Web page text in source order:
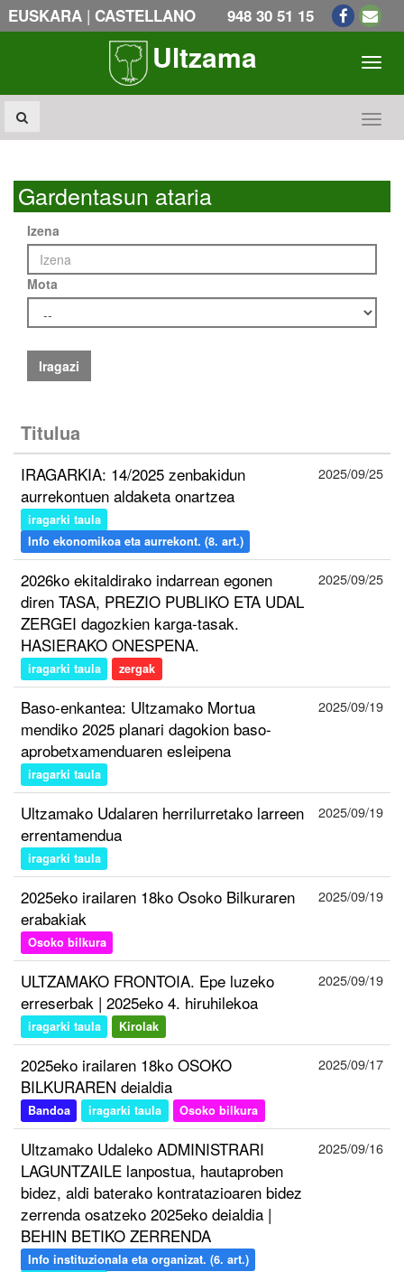
EUSKARA | CASTELLANO 948 30 51 15
Ultzama
Gardentasun ataria
Izena
Mota
Iragazi
Titulua
IRAGARKIA: 14/2025 zenbakidun
aurrekontuen aldaketa onartzea
iragarki taula
Info ekonomikoa eta aurrekont. (8. art.)
2025/09/25
2026ko ekitaldirako indarrean egonen
diren TASA, PREZIO PUBLIKO ETA UDAL
ZERGEI dagozkien karga-tasak.
HASIERAKO ONESPENA.
iragarki taula zergak
2025/09/25
Baso-enkantea: Ultzamako Mortua
mendiko 2025 planari dagokion baso-
aprobetxamenduaren esleipena
iragarki taula
2025/09/19
Ultzamako Udalaren herrilurretako larreen
errentamendua
iragarki taula
2025/09/19
2025eko irailaren 18ko Osoko Bilkuraren
erabakiak
Osoko bilkura
2025/09/19
ULTZAMAKO FRONTOIA. Epe luzeko
erreserbak | 2025eko 4. hiruhilekoa
iragarki taula Kirolak
2025/09/19
2025eko irailaren 18ko OSOKO
BILKURAREN deialdia
Bandoa iragarki taula Osoko bilkura
2025/09/17
Ultzamako Udaleko ADMINISTRARI
LAGUNTZAILE lanpostua, hautaproben
bidez, aldi baterako kontratazioaren bidez
zerrenda osatzeko 2025eko deialdia |
BEHIN BETIKO ZERRENDA
Info instituzionala eta organizat. (6. art.)
2025/09/16